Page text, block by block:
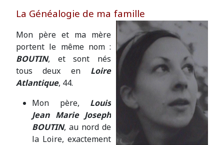
La Généalogie de ma famille
Mon père et ma mère
portent le même nom :
BOUTIN, et sont nés
tous deux en Loire
Atlantique, 44.
Mon père, Louis
Jean Marie Joseph
BOUTIN, au nord de
la Loire, exactement